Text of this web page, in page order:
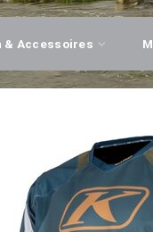
& Accessoires